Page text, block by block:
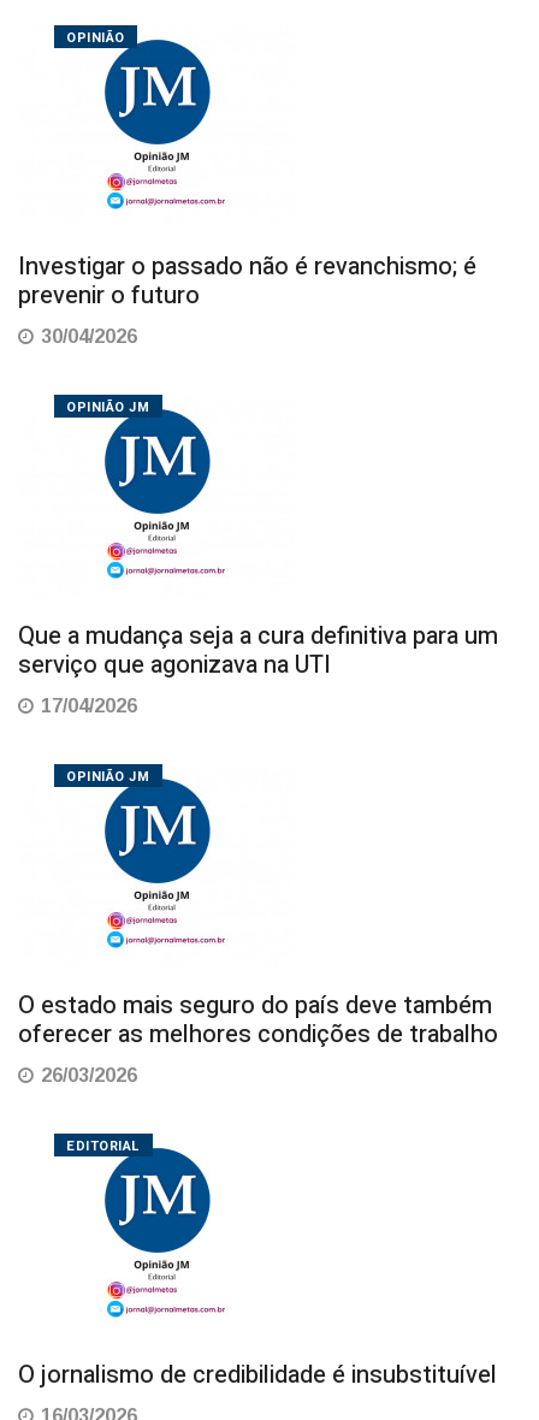
OPINIÃO
Investigar o passado não é revanchismo; é
prevenir o futuro
30/04/2026
OPINIÃO JM
Que a mudança seja a cura definitiva para um
serviço que agonizava na UTI
17/04/2026
OPINIÃO JM
O estado mais seguro do país deve também
oferecer as melhores condições de trabalho
26/03/2026
EDITORIAL
O jornalismo de credibilidade é insubstituível